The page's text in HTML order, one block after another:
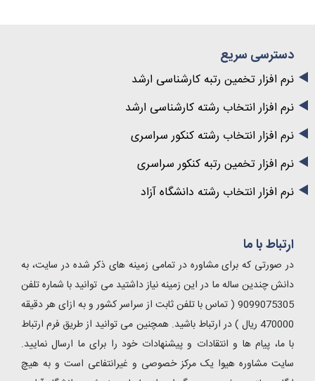
دسترسی سریع
نرم افزار تخمین رتبه کارشناسی ارشد
نرم افزار انتخاب رشته کارشناسی ارشد
نرم افزار انتخاب رشته کنکور سراسری
نرم افزار تخمین رتبه کنکور سراسری
نرم افزار انتخاب رشته دانشگاه آزاد
ارتباط با ما
در صورتی که برای مشاوره در تمامی زمینه های ذکر شده در سایت، به
دانش چندین ساله ما در این زمینه نیاز داشتید می توانید با شماره تلفن
9099075305 ( تماس با تلفن ثابت از سراسر کشور و به ازای هر دقیقه
470000 ریال ) در ارتباط باشید. همچنین می توانید از طریق فرم ارتباط
با ما، پیام ها و انتقادات و پیشنهادات خود را برای ما ارسال نمایید.
سایت مشاوره هیوا یک مرکز خصوصی و غیرانتفاعی است و به هیچ